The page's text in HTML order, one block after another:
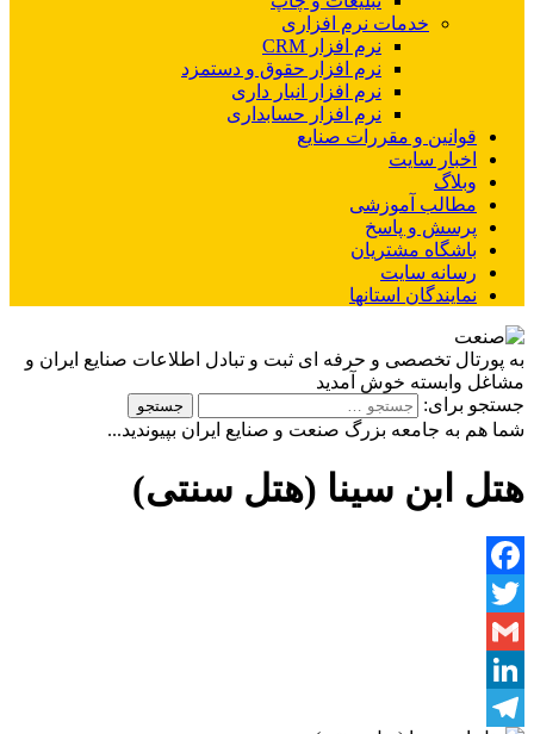
خدمات نرم افزاری
نرم افزار CRM
نرم افزار حقوق و دستمزد
نرم افزار انبار داری
نرم افزار حسابداری
قوانین و مقررات صنایع
اخبار سایت
وبلاگ
مطالب آموزشی
پرسش و پاسخ
باشگاه مشتریان
رسانه سایت
نمایندگان استانها
به پورتال تخصصی و حرفه ای ثبت و تبادل اطلاعات صنایع ایران و
مشاغل وابسته خوش آمدید
جستجو برای:
شما هم به جامعه بزرگ صنعت و صنایع ایران بپیوندید...
هتل ابن سینا (هتل سنتی)
Facebook
Twitter
Gmail
LinkedIn